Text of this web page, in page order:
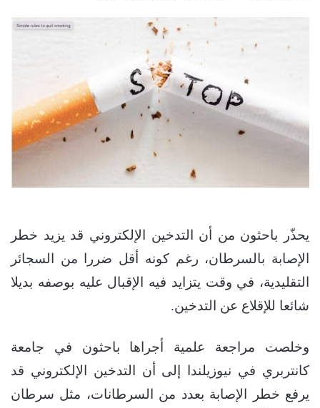
يحذّر باحثون من أن التدخين الإلكتروني قد يزيد خطر
الإصابة بالسرطان، رغم كونه أقل ضررا من السجائر
التقليدية، في وقت يتزايد فيه الإقبال عليه بوصفه بديلا
شائعا للإقلاع عن التدخين.
وخلصت مراجعة علمية أجراها باحثون في جامعة
كانتربري في نيوزيلندا إلى أن التدخين الإلكتروني قد
يرفع خطر الإصابة بعدد من السرطانات، مثل سرطان